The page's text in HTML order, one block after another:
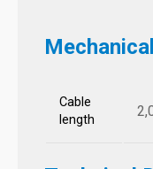
Cable
length